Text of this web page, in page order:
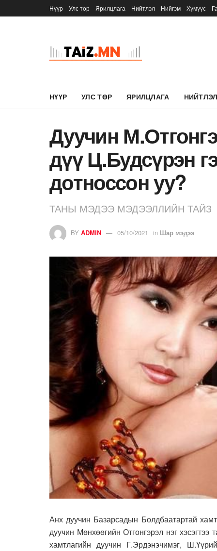
Нүүр Улс төр Ярилцлага Нийтлэл Нийгэм Хүмүүс
НҮҮР УЛС ТӨР ЯРИЛЦЛАГА
Дуучин
дүү Ц.Будсүрэн
дотноссон уу?
ТАНЫ МЭДЭЭ МЭДЭЭЛЛИЙН ТАЙЗ
BY ADMIN 05/10/2021 in Шар мэдээ
Анх дуучин Базарсадын Болдбаатартай
дуучин Мөнхөөгийн Отгонгэрэл нэг
хамтлагийн дуучин Г.Эрдэнэчимэг,